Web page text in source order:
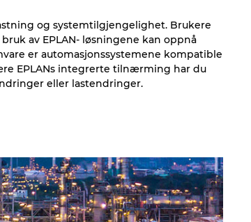
og systemtilgjengelighet. Brukere
av EPLAN- løsningene kan oppnå
er automasjonssystemene kompatible
EPLANs integrerte tilnærming har du
eller lastendringer.